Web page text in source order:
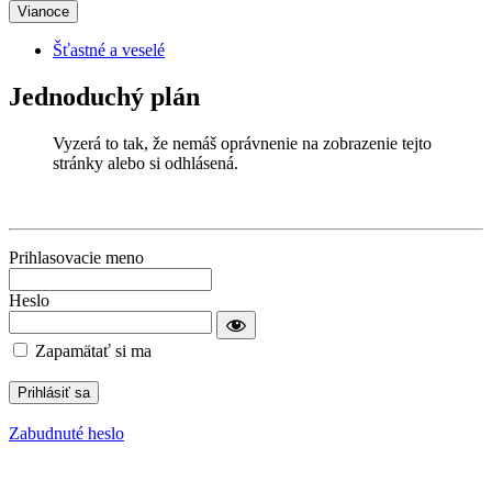
Vianoce
Šťastné a veselé
Jednoduchý plán
Vyzerá to tak, že nemáš oprávnenie na zobrazenie tejto
stránky alebo si odhlásená.
Prihlasovacie meno
Heslo
Zapamätať si ma
Zabudnuté heslo